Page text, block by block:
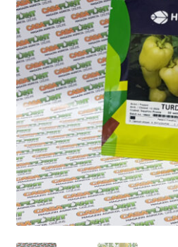
Casa și grădina
Sere și solarii